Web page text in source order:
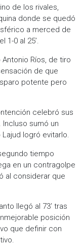
de los rivales,
donde se quedó
a merced de
1-0 al 25’.
Ríos, de tiro
de que
potente pero
celebró sus
sumó un
logró evitarlo.
tiempo
en un contragolpe
al considerar que
llegó al 73’ tras
posición
que definir con